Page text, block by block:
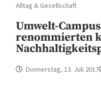
Alltag & Gesellschaft
Umwelt-
renommierten
Donnerstag, 13. Juli 2017